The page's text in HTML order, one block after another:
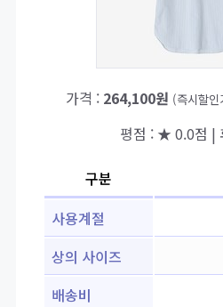
가격 : 264,100원 (즉시할
평점 : ★ 0.0점 |
구분
사용계절
상의 사이즈
배송비